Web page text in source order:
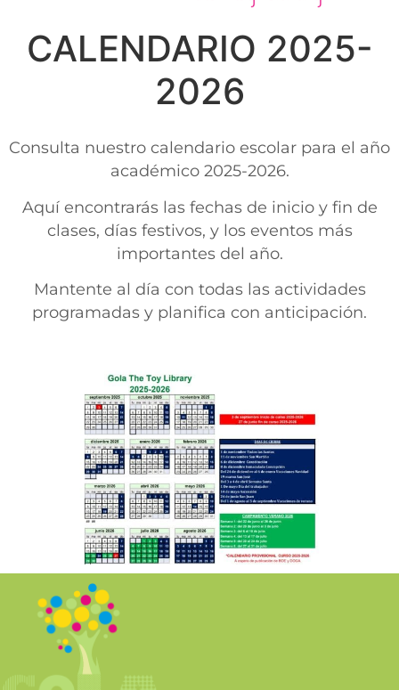
CALENDARIO 2025-
2026
Consulta nuestro calendario escolar para el año
académico 2025-2026.
Aquí encontrarás las fechas de inicio y fin de
clases, días festivos, y los eventos más
importantes del año.
Mantente al día con todas las actividades
programadas y planifica con anticipación.